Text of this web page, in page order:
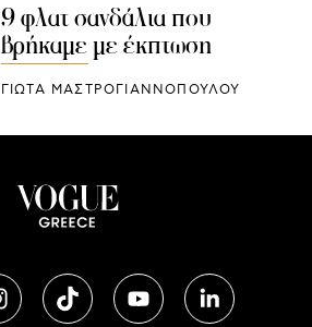
9 φλατ σανδάλια που
βρήκαμε με έκπτωση
ΓΙΩΤΑ ΜΑΣΤΡΟΓΙΑΝΝΟΠΟΥΛΟΥ